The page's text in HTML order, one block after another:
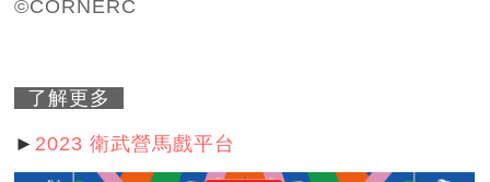
©CORNERC
了解更多
► 2023 衛武營馬戲平台